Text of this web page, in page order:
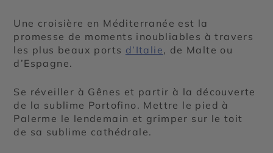
Une croisière en Méditerranée est la
promesse de moments inoubliables à travers
les plus beaux ports d’Italie, de Malte ou
d’Espagne.
Se réveiller à Gênes et partir à la découverte
de la sublime Portofino. Mettre le pied à
Palerme le lendemain et grimper sur le toit
de sa sublime cathédrale.